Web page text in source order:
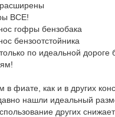
ВСЕ!
гофры бензобака
бензоотстойника
по идеальной дороге
в фиате, как и в других
нашли идеальный
других снижает